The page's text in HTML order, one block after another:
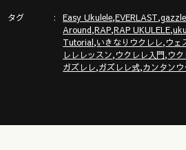
& 楽しいコミュニティ
https://gazzlele.com/gazzclub/
「ガズレレ大学」の詳細はこちら！ウ
タグ Easy Ukulele,EVERLAST,
Around,RAP,RAP UKULELE,
Tutorial,いきなりウクレレ,ウェ
レレレッスン,ウクレレ入門,ウ
ガズレレ,ガズレレ式,カンタンウ